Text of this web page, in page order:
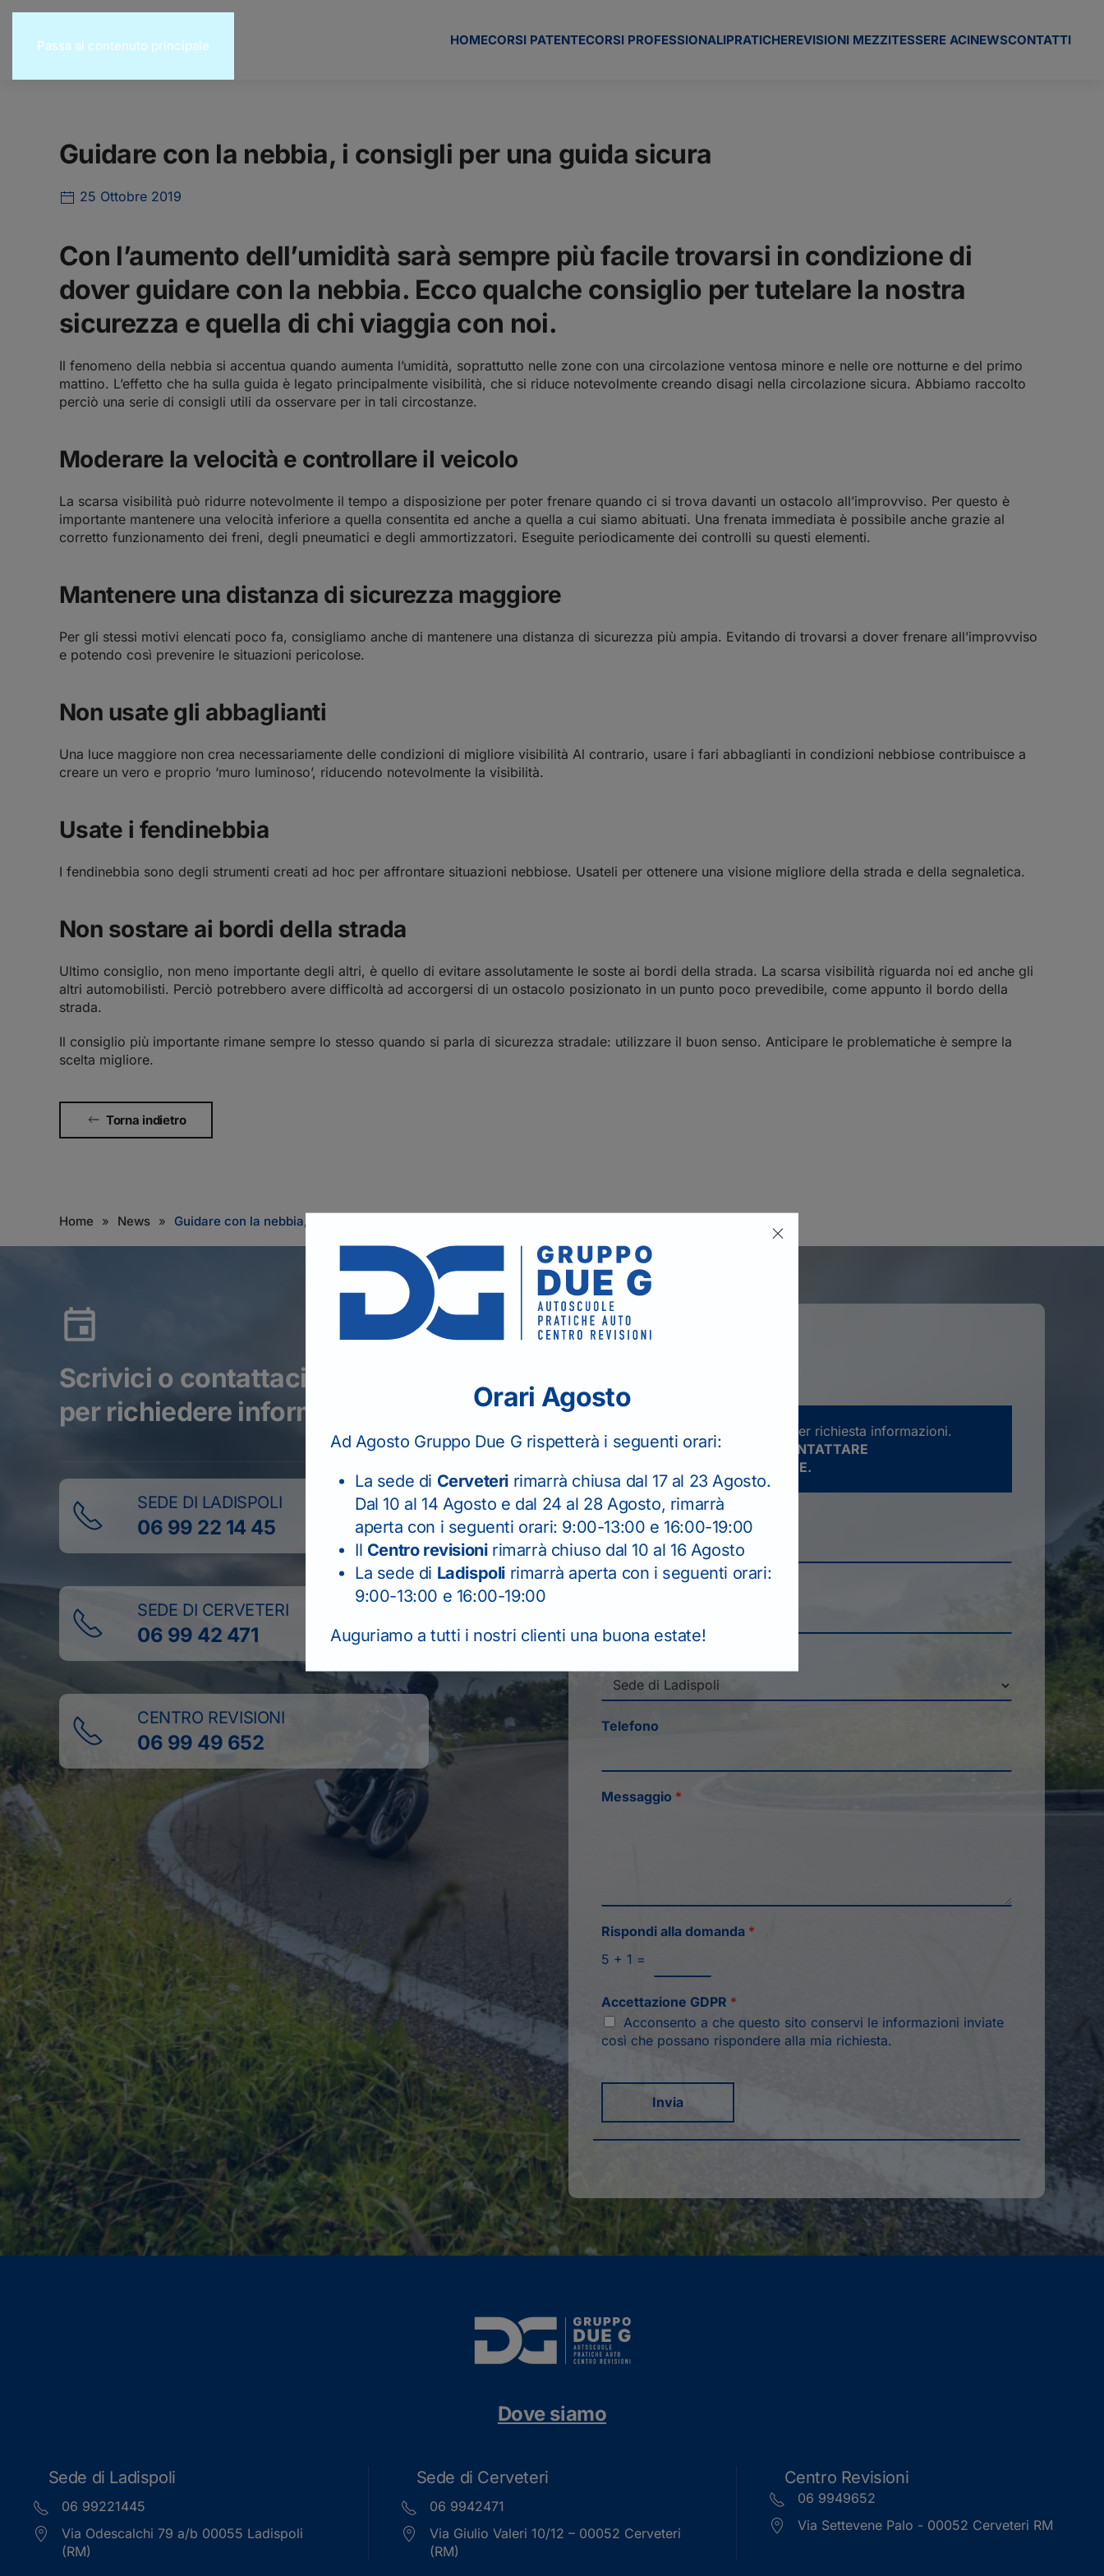
Passa al contenuto principale HOMECORSI PATENTECORSI PROFESSIONALIPRATICHEREVISIONI MEZZITESSERE ACINEWSCONTATTI
Guidare con la nebbia, i consigli per una guida sicura
25 Ottobre 2019
Con l’aumento dell’umidità sarà sempre più facile trovarsi in condizione di
dover guidare con la nebbia. Ecco qualche consiglio per tutelare la nostra
sicurezza e quella di chi viaggia con noi.
Il fenomeno della nebbia si accentua quando aumenta l’umidità, soprattutto nelle zone con una circolazione ventosa minore e nelle ore notturne e del primo
mattino. L’effetto che ha sulla guida è legato principalmente visibilità, che si riduce notevolmente creando disagi nella circolazione sicura. Abbiamo raccolto
perciò una serie di consigli utili da osservare per in tali circostanze.
Moderare la velocità e controllare il veicolo
La scarsa visibilità può ridurre notevolmente il tempo a disposizione per poter frenare quando ci si trova davanti un ostacolo all’improvviso. Per questo è
importante mantenere una velocità inferiore a quella consentita ed anche a quella a cui siamo abituati. Una frenata immediata è possibile anche grazie al
corretto funzionamento dei freni, degli pneumatici e degli ammortizzatori. Eseguite periodicamente dei controlli su questi elementi.
Mantenere una distanza di sicurezza maggiore
Per gli stessi motivi elencati poco fa, consigliamo anche di mantenere una distanza di sicurezza più ampia. Evitando di trovarsi a dover frenare all’improvviso
e potendo così prevenire le situazioni pericolose.
Non usate gli abbaglianti
Una luce maggiore non crea necessariamente delle condizioni di migliore visibilità Al contrario, usare i fari abbaglianti in condizioni nebbiose contribuisce a
creare un vero e proprio ‘muro luminoso’, riducendo notevolmente la visibilità.
Usate i fendinebbia
I fendinebbia sono degli strumenti creati ad hoc per affrontare situazioni nebbiose. Usateli per ottenere una visione migliore della strada e della segnaletica.
Non sostare ai bordi della strada
Ultimo consiglio, non meno importante degli altri, è quello di evitare assolutamente le soste ai bordi della strada. La scarsa visibilità riguarda noi ed anche gli
altri automobilisti. Perciò potrebbero avere difficoltà ad accorgersi di un ostacolo posizionato in un punto poco prevedibile, come appunto il bordo della
strada.
Il consiglio più importante rimane sempre lo stesso quando si parla di sicurezza stradale: utilizzare il buon senso. Anticipare le problematiche è sempre la
scelta migliore.
Torna indietro
Home News Guidare con la nebbia, i consigli per una guida sicura
Scrivici o contattaci telefonicamente
per richiedere informazioni.
SEDE DI LADISPOLI
06 99 22 14 45
SEDE DI CERVETERI
06 99 42 471
CENTRO REVISIONI
06 99 49 652
Il seguente form serve solo per richiesta informazioni.
PER I RINNOVI PATENTE CONTATTARE
TELEFONICAMENTE LA SEDE.
Nome
Telefono
Messaggio *
Rispondi alla domanda *
5 + 1 =
Accettazione GDPR *
Acconsento a che questo sito conservi le informazioni inviate
così che possano rispondere alla mia richiesta.
Invia
Dove siamo
Sede di Ladispoli
06 99221445
Via Odescalchi 79 a/b 00055 Ladispoli
(RM)
Sede di Cerveteri
06 9942471
Via Giulio Valeri 10/12 – 00052 Cerveteri
(RM)
Centro Revisioni
06 9949652
Via Settevene Palo - 00052 Cerveteri RM
Orari Agosto
Ad Agosto Gruppo Due G rispetterà i seguenti orari:
La sede di Cerveteri rimarrà chiusa dal 17 al 23 Agosto.
Dal 10 al 14 Agosto e dal 24 al 28 Agosto, rimarrà
aperta con i seguenti orari: 9:00-13:00 e 16:00-19:00
Il Centro revisionirimarrà chiuso dal 10 al 16 Agosto
La sede di Ladispoli rimarrà aperta con i seguenti orari:
9:00-13:00 e 16:00-19:00
Auguriamo a tutti i nostri clienti una buona estate!